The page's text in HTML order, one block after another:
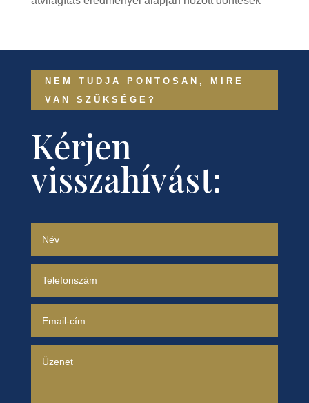
NEM TUDJA PONTOSAN, MIRE
VAN SZÜKSÉGE?
Kérjen
visszahívást: